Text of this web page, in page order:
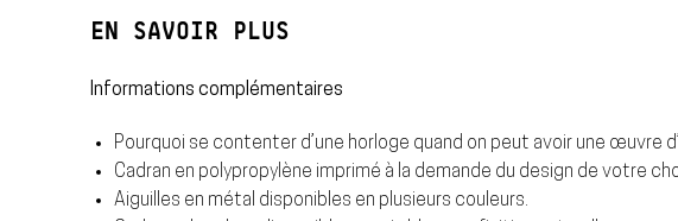
EN SAVOIR PLUS
Informations complémentaires
Pourquoi se contenter d’une horloge quand on peut avoir une œuvre
Cadran en polypropylène imprimé à la demande du design de votre
Aiguilles en métal disponibles en plusieurs couleurs.